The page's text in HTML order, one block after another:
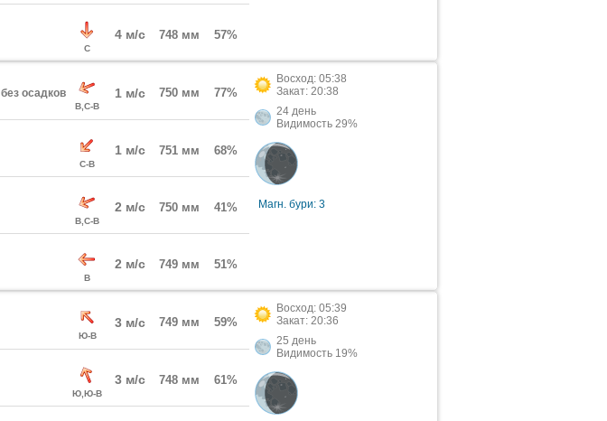
С
4 м/с 748 мм 57%
осадков
В,С-В
1 м/с 750 мм 77%
С-В
1 м/с 751 мм 68%
В,С-В
2 м/с 750 мм 41%
В
2 м/с 749 мм 51%
Восход: 05:38
Закат: 20:38
24 день
Видимость 29%
Магн. бури: 3
Ю-В
3 м/с 749 мм 59%
Ю,Ю-В
3 м/с 748 мм 61%
Восход: 05:39
Закат: 20:36
25 день
Видимость 19%